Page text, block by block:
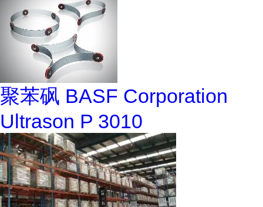
聚苯砜 BASF Corporation
Ultrason P 3010